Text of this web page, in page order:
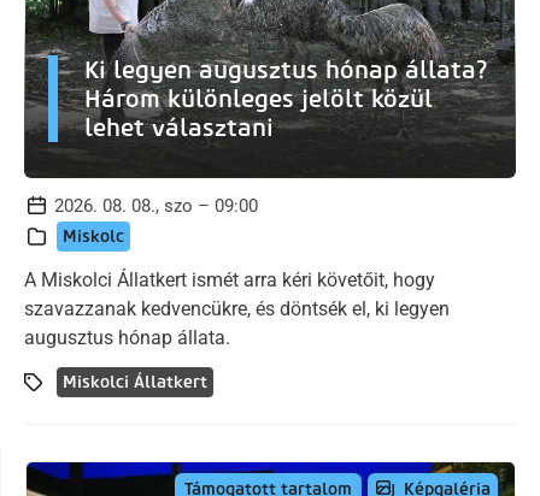
Ki legyen augusztus hónap állata?
Három különleges jelölt közül
lehet választani
2026. 08. 08., szo – 09:00
Miskolc
A Miskolci Állatkert ismét arra kéri követőit, hogy
szavazzanak kedvencükre, és döntsék el, ki legyen
augusztus hónap állata.
Miskolci Állatkert
Támogatott tartalom Képgaléria